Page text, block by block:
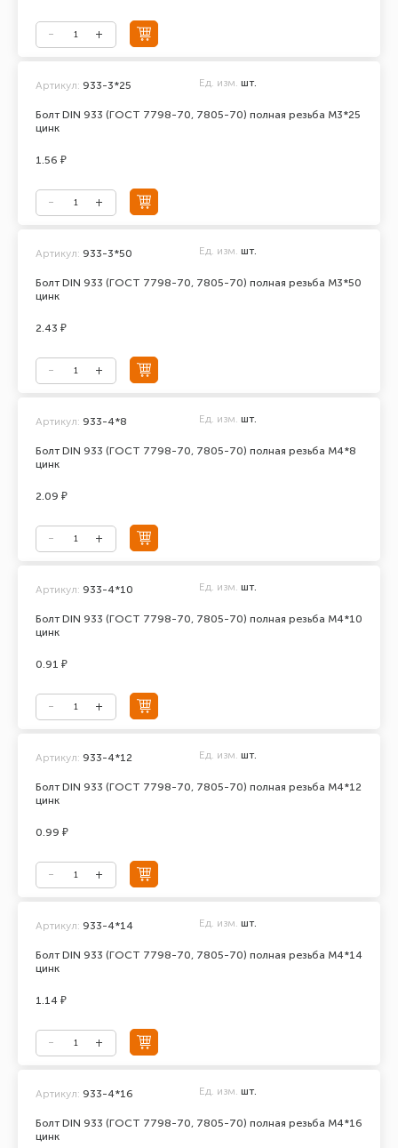
Болт DIN 933 (ГОСТ 7798-70, 7805-70) полная резьба М3*25
цинк
Артикул: 933-3*25 Ед. изм. шт.
1.56 ₽
Болт DIN 933 (ГОСТ 7798-70, 7805-70) полная резьба М3*50
цинк
Артикул: 933-3*50 Ед. изм. шт.
2.43 ₽
Болт DIN 933 (ГОСТ 7798-70, 7805-70) полная резьба М4*8
цинк
Артикул: 933-4*8 Ед. изм. шт.
2.09 ₽
Болт DIN 933 (ГОСТ 7798-70, 7805-70) полная резьба М4*10
цинк
Артикул: 933-4*10 Ед. изм. шт.
0.91 ₽
Болт DIN 933 (ГОСТ 7798-70, 7805-70) полная резьба М4*12
цинк
Артикул: 933-4*12 Ед. изм. шт.
0.99 ₽
Болт DIN 933 (ГОСТ 7798-70, 7805-70) полная резьба М4*14
цинк
Артикул: 933-4*14 Ед. изм. шт.
1.14 ₽
Болт DIN 933 (ГОСТ 7798-70, 7805-70) полная резьба М4*16
цинк
Артикул: 933-4*16 Ед. изм. шт.